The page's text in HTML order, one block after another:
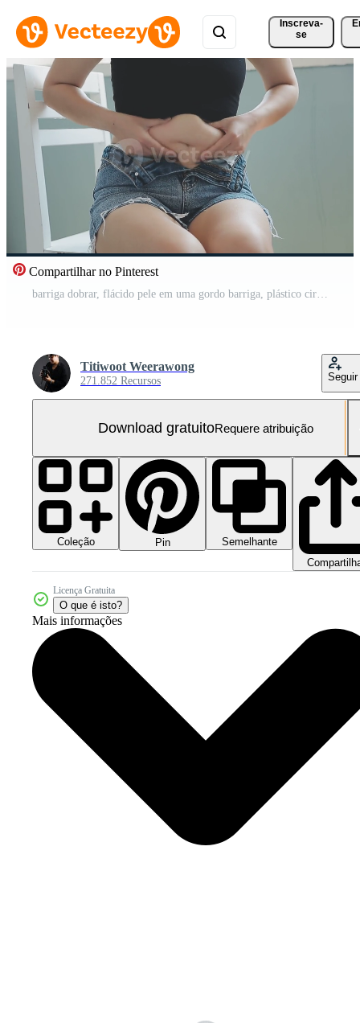
Inscreva-
se
Compartilhar no Pinterest
barriga dobrar, flácido pele em uma gordo barriga, plástico cirurgia conceito em cinzento fundo Vídeo Grátis
Titiwoot Weerawong
271.852 Recursos Seguir
Download gratuitoRequere atribuição
Coleção Pin
Semelhante
Licença Gratuita
O que é isto?
Mais informações